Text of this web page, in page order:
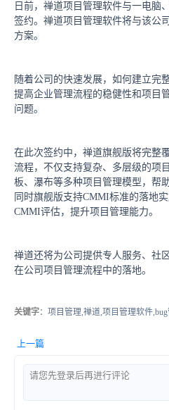
日前，禅道项目管理软件与一电脑
签约。禅道项目管理软件将与该公
方案。
随着公司的快速发展，如何建立完
提高企业管理流程的稳健性和项目
问题。
在此次签约中，禅道旗舰版将完整
流程，不仅支持复杂、多层级的项
板、瀑布等多种项目管理模型，帮
同时旗舰版支持CMMI标准的落地
CMMI评估，提升项目管理能力。
禅道还将为公司提供专人服务、社
在公司项目管理流程中的落地。
关键字：项目管理,禅道,项目管理软件
上一篇